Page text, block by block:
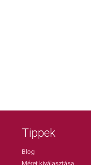
Tippek
Blog
Méret kiválasztása